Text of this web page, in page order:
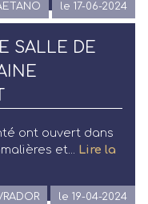
le 17-06-2024
SALLE DE
ont ouvert dans
et...
Lire la
le 19-04-2024